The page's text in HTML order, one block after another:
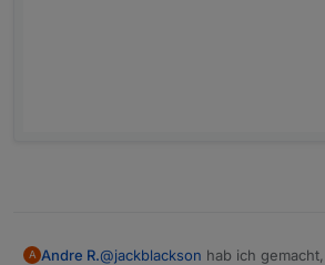
A Andre R.@jackblackson hab ich